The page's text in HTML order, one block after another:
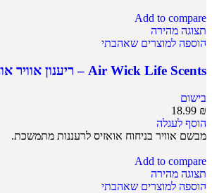
Add to compare
תצוגה מהירה
הוספה למוצרים שאהבתי
Air Wick Life Scents – ריענון אוויר אואזיס
בישום
18.99 ₪
הוסף לעגלה
מבשם אוויר בניחוח אואזיס לרעננות מתמשכת.
Add to compare
תצוגה מהירה
הוספה למוצרים שאהבתי